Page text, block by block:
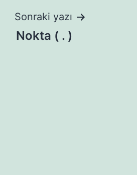
Sonraki yazı
Nokta ( . )